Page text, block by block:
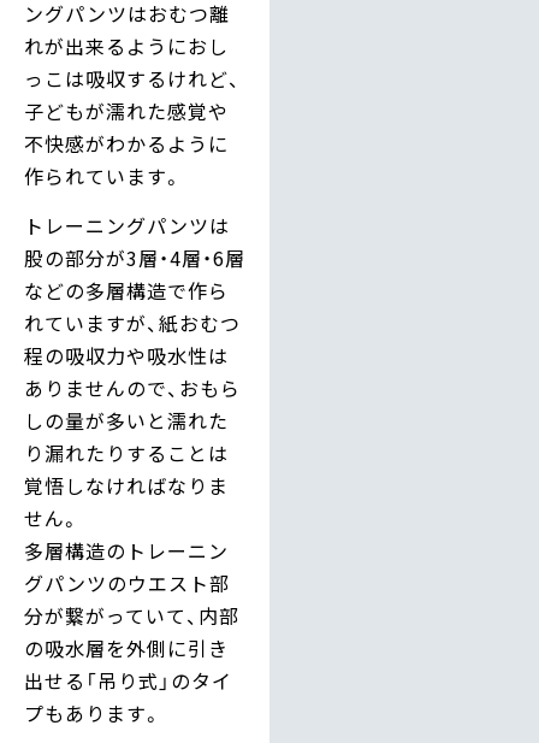
ングパンツはおむつ離
れが出来るようにおし
っこは吸収するけれど、
子どもが濡れた感覚や
不快感がわかるように
作られています。
トレーニングパンツは
股の部分が3層・4層・6層
などの多層構造で作ら
れていますが、紙おむつ
程の吸収力や吸水性は
ありませんので、おもら
しの量が多いと濡れた
り漏れたりすることは
覚悟しなければなりま
せん。
多層構造のトレーニン
グパンツのウエスト部
分が繋がっていて、内部
の吸水層を外側に引き
出せる「吊り式」のタイ
プもあります。